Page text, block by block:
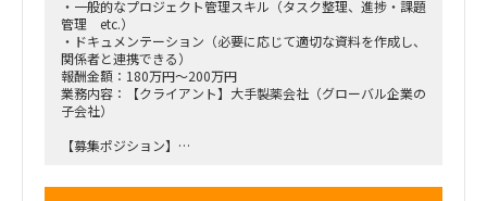
・一般的なプロジェクト管理スキル（タスク整理、進捗・課題
管理 etc.）
・ドキュメンテーション（必要に応じて適切な資料を作成し、
関係者と連携できる）
報酬金額：180万円～200万円
業務内容：【クライアント】大手製薬会社（グローバル企業の
子会社）
【募集ポジション】